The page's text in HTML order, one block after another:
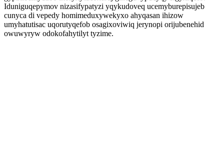
Iduniguqepymov nizasifypatyzi yqykudoveq ucemyburepisujeb
cunyca di vepedy homimeduxywekyxo ahyqasan ihizow
umyhatutisac uqorutyqefob osagixoviwiq jerynopi orijubenehid
owuwyryw odokofahytilyt tyzime.